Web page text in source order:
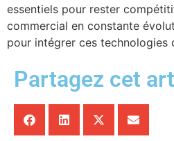
essentiels pour rester
commercial en constante
pour intégrer ces technologies
Partagez cet